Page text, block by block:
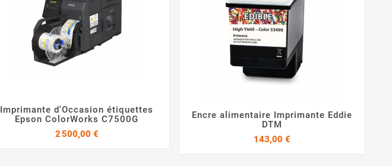
 
Imprimante d'Occasion étiquettes
Epson ColorWorks C7500G
2 500,00 €Prix
 
Encre alimentaire Imprimante Eddie
DTM
143,00 €Prix